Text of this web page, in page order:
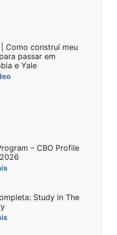
Como construí meu
passar em
e Yale
– CBO Profile
Study in The